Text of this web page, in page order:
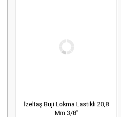
İzeltaş Buji Lokma Lastikli 20,8
Mm 3/8''